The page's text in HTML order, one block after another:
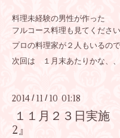
料理未経験の男性が作った
フルコース料理も見てください
プロの料理家が２人もいるの
次回は １月末あたりかな、、
2014 / 11 / 10 01:18
１１月２３日実施
2』